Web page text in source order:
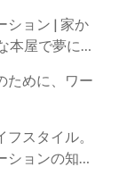
ション | 家か
屋で夢に近
ために、ワー
スタイル。
ションの知ら